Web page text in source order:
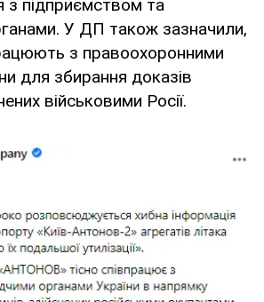
з підприємством та
У ДП також зазначили,
з правоохоронними
для збирання доказів
військовими Росії.